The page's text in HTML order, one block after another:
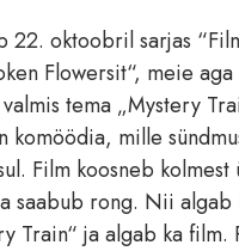
22. oktoobril sarjas
Flowersit“, meie
tema „Mystery
komöödia, mille
Film koosneb kolmest
saabub rong. Nii algab
Train“ ja algab ka film.